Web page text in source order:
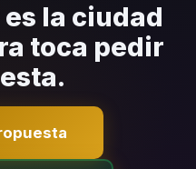
la ciudad
toca pedir